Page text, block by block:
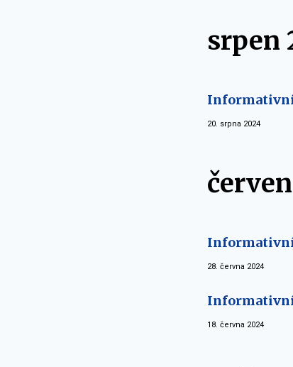
srpen
Informativní
20. srpna 2024
Informativní
28. června 2024
Informativní
18. června 2024